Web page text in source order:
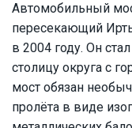
Автомобильный
пересекающий
в 2004 году. Он
столицу округа с
мост обязан
пролёта в виде